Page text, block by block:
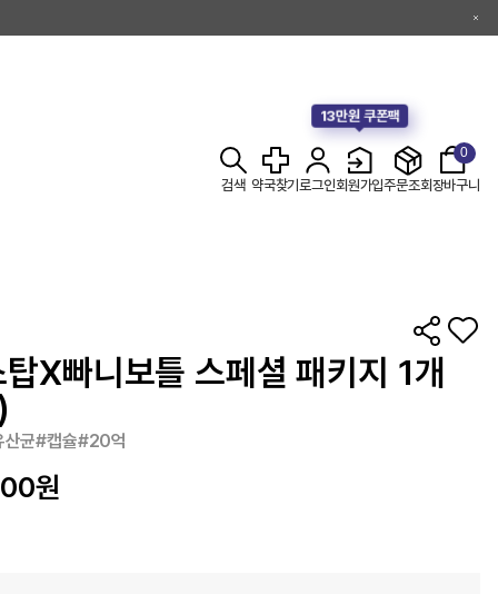
검색 약국찾기로그인
13만원 쿠폰팩
회원가입주문조회
0
장바구니
X빠니보틀 스페셜 패키지 1개
산균#캡슐#20억
원